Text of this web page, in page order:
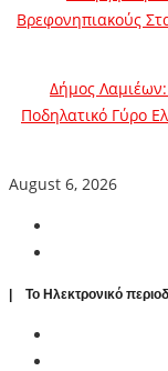
Βρεφονηπιακούς
Δήμος
Ποδηλατικό Γύρο
August 6, 2026
| To Ηλεκτρονικό